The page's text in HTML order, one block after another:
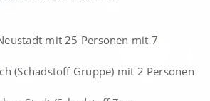
mit 25 Personen mit 7
(Schadstoff Gruppe) mit 2 Personen